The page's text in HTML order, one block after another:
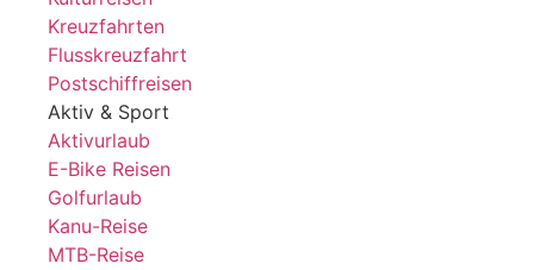
Kreuzfahrten
Flusskreuzfahrt
Postschiffreisen
Aktiv & Sport
Aktivurlaub
E-Bike Reisen
Golfurlaub
Kanu-Reise
MTB-Reise